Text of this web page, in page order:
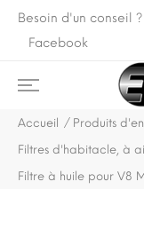
Besoin d'un conseil ?
Facebook
Accueil
Produits
Filtres d'habitacle, à
Filtre à huile pour V8